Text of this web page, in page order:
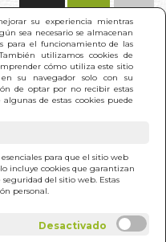
su experiencia mientras
sea necesario se almacenan
para el funcionamiento de las
utilizamos cookies de
cómo utiliza este sitio
su navegador solo con su
de optar por no recibir estas
de estas cookies puede
para que el sitio web
incluye cookies que garantizan
del sitio web. Estas
personal.